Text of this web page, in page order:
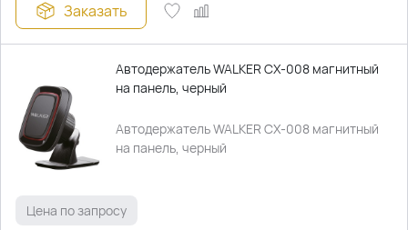
Заказать
Автодержатель WALKER CX-008 магнитный
на панель, черный
Автодержатель WALKER CX-008 магнитный
на панель, черный
Цена по запросу